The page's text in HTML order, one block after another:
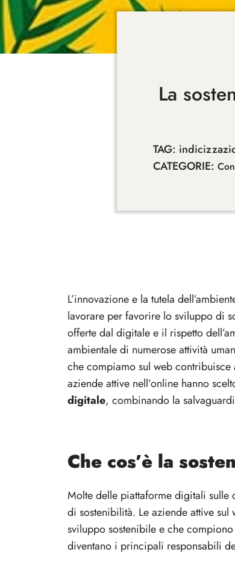
La
TAG:
CATEGORIE:
L’innovazione e la tutela
lavorare per favorire lo sviluppo di
offerte dal digitale e il rispetto
ambientale di numerose attività
che compiamo sul web contribuisce
aziende attive nell’online hanno
digitale, combinando la
Che cos’è la
Molte delle piattaforme digitali
di sostenibilità. Le aziende attive
sviluppo sostenibile e che
diventano i principali responsabili